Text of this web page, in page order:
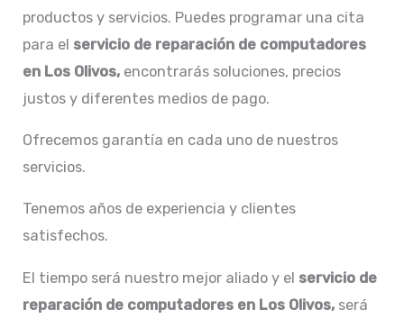
productos y servicios. Puedes programar una cita
para el servicio de reparación de computadores
en Los Olivos, encontrarás soluciones, precios
justos y diferentes medios de pago.
Ofrecemos garantía en cada uno de nuestros
servicios.
Tenemos años de experiencia y clientes
satisfechos.
El tiempo será nuestro mejor aliado y el servicio de
reparación de computadores en Los Olivos, será